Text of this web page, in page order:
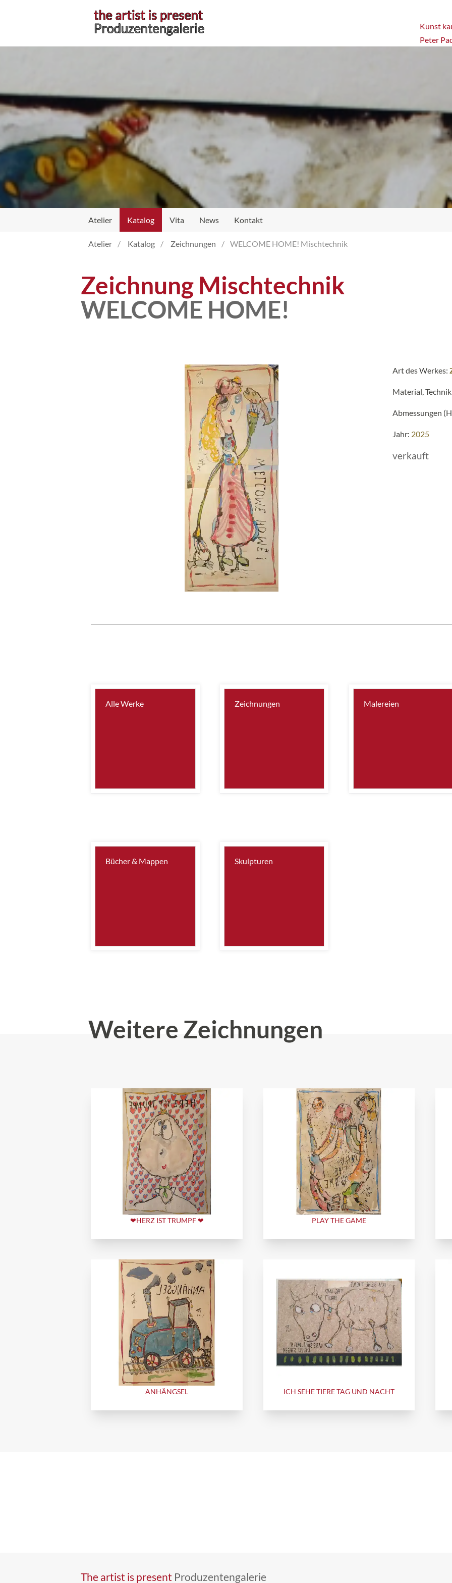
Kunst
Peter
Atelier Katalog Vita News Kontakt
Atelier
Atelier Katalog Zeichnungen WELCOME HOME! Mischtechnik
Zeichnung Mischtechnik
WELCOME HOME!
Art des Werkes:
Material,
Abmessungen
Jahr: 2025
verkauft
Alle Werke Zeichnungen Malereien
Bücher & Mappen Skulpturen
Weitere Zeichnungen
❤HERZ IST TRUMPF ❤ PLAY THE GAME
ANHÄNGSEL ICH SEHE TIERE TAG UND NACHT
The artist is present Produzentengalerie